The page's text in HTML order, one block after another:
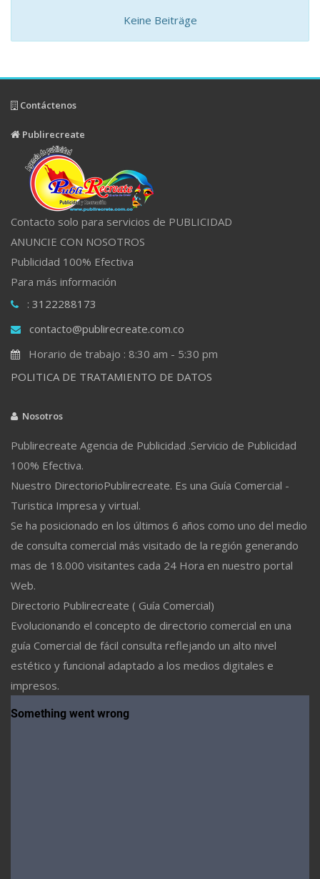
Keine Beiträge
Contáctenos
Publirecreate
Contacto solo para servicios de PUBLICIDAD
ANUNCIE CON NOSOTROS
Publicidad 100% Efectiva
Para más información
: 3122288173
contacto@publirecreate.com.co
Horario de trabajo : 8:30 am - 5:30 pm
POLITICA DE TRATAMIENTO DE DATOS
Nosotros
Publirecreate Agencia de Publicidad .Servicio de Publicidad
100% Efectiva.
Nuestro DirectorioPublirecreate. Es una Guía Comercial -
Turistica Impresa y virtual.
Se ha posicionado en los últimos 6 años como uno del medio
de consulta comercial más visitado de la región generando
mas de 18.000 visitantes cada 24 Hora en nuestro portal
Web.
Directorio Publirecreate ( Guía Comercial)
Evolucionando el concepto de directorio comercial en una
guía Comercial de fácil consulta reflejando un alto nivel
estético y funcional adaptado a los medios digitales e
impresos.